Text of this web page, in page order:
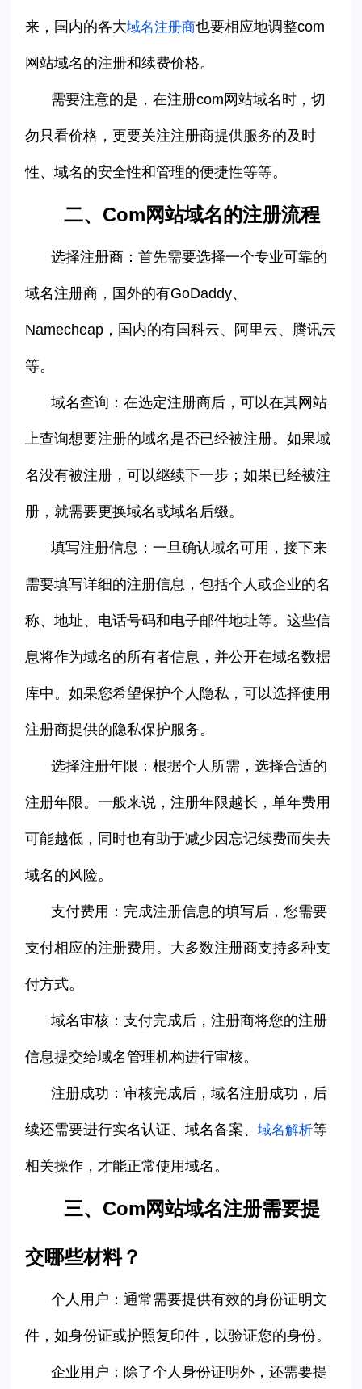
来，国内的各大域名注册商也要相应地调整com
网站域名的注册和续费价格。
需要注意的是，在注册com 网站域名时，切
勿只看价格，更要关注注册商提供服务的及时
性、域名的安全性和管理的便捷性等等。
二、Com网站域名的注册流程
选择注册商：首先需要选择一个专业可靠的
域名注册商，国外的有GoDaddy、
Namecheap ，国内的有国科云、阿里云、腾讯云
等。
域名查询：在选定注册商后，可以在其网站
上查询想要注册的域名是否已经被注册。如果域
名没有被注册，可以继续下一步；如果已经被注
册，就需要更换域名或域名后缀。
填写注册信息：一旦确认域名可用，接下来
需要填写详细的注册信息，包括个人或企业的名
称、地址、电话号码和电子邮件地址等。这些信
息将作为域名的所有者信息，并公开在域名数据
库中。如果您希望保护个人隐私，可以选择使用
注册商提供的隐私保护服务。
选择注册年限：根据个人所需 ，选择合适的
注册年限。一般来说，注册年限越长，单年费用
可能越低，同时也有助于减少因忘记续费而失去
域名的风险。
支付费用：完成注册信息的填写后，您需要
支付相应的注册费用。大多数注册商支持多种支
付方式。
域名审核：支付完成后，注册商将您的注册
信息提交给域名管理机构进行审核。
注册成功：审核完成后，域名注册成功，后
续还需要进行实名认证、域名备案、域名解析等
相关操作，才能正常使用域名。
三、Com网站域名注册需要提
交哪些材料？
个人用户：通常需要提供有效的身份证明文
件，如身份证或护照复印件，以验证您的身份。
企业用户：除了个人身份证明外，还需要提